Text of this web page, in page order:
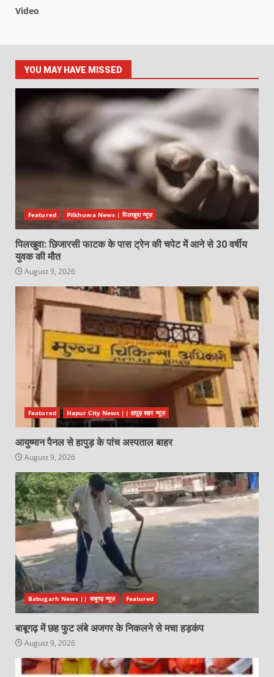
Video
YOU MAY HAVE MISSED
Featured Pilkhuwa News | पिलखुवा न्यूज़
पिलखुवा: छिजारसी फाटक के पास ट्रेन की चपेट में आने से 30 वर्षीय
युवक की मौत
August 9, 2026
Featured Hapur City News || हापुड़ शहर न्यूज़
आयुष्मान पैनल से हापुड़ के पांच अस्पताल बाहर
August 9, 2026
Babugarh News || बाबूगढ़ न्यूज़ Featured
बाबूगढ़ में छह फुट लंबे अजगर के निकलने से मचा हड़कंप
August 9, 2026